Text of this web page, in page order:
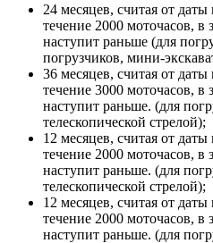
24 месяцев, считая от
течение 2000 моточасов, в
наступит раньше (для
погрузчиков, мини-
36 месяцев, считая от
течение 3000 моточасов, в
наступит раньше. (для
телескопической стрелой);
12 месяцев, считая от
течение 2000 моточасов, в
наступит раньше. (для
телескопической стрелой);
12 месяцев, считая от
течение 2000 моточасов, в
наступит раньше. (для